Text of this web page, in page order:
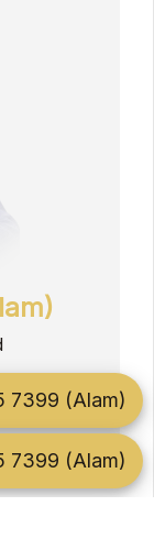
7399 (Alam)
7399 (Alam)